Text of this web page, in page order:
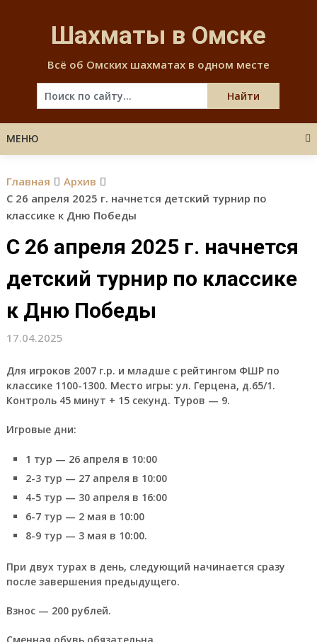
content
Шахматы в Омске
Всё об Омских шахматах в одном месте
МЕНЮ
Главная
Архив
C 26 апреля 2025 г. начнется детский турнир по
классике к Дню Победы
C 26 апреля 2025 г. начнется
детский турнир по классике
к Дню Победы
17.04.2025
Для игроков 2007 г.р. и младше с рейтингом ФШР по
классике 1100-1300. Место игры: ул. Герцена, д.65/1.
Контроль 45 минут + 15 секунд. Туров — 9.
Игровые дни:
1 тур — 26 апреля в 10:00
2-3 тур — 27 апреля в 10:00
4-5 тур — 30 апреля в 16:00
6-7 тур — 2 мая в 10:00
8-9 тур — 3 мая в 10:00.
При двух турах в день, следующий начинается сразу
после завершения предыдущего.
Взнос — 200 рублей.